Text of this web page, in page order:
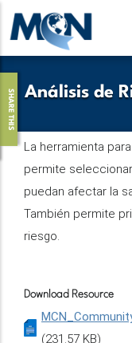
Pasar
contenido
Análisis de
SHARE THIS
La herramienta
permite
puedan afectar la
También permite
riesgo.
Download Resource
(231.57 KB)